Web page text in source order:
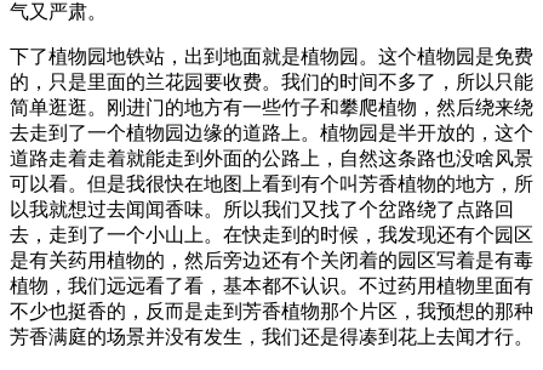
气又严肃。
下了植物园地铁站，出到地面就是植物园。这个植物园是免费
的，只是里面的兰花园要收费。我们的时间不多了，所以只能
简单逛逛。刚进门的地方有一些竹子和攀爬植物，然后绕来绕
去走到了一个植物园边缘的道路上。植物园是半开放的，这个
道路走着走着就能走到外面的公路上，自然这条路也没啥风景
可以看。但是我很快在地图上看到有个叫芳香植物的地方，所
以我就想过去闻闻香味。所以我们又找了个岔路绕了点路回
去，走到了一个小山上。在快走到的时候，我发现还有个园区
是有关药用植物的，然后旁边还有个关闭着的园区写着是有毒
植物，我们远远看了看，基本都不认识。不过药用植物里面有
不少也挺香的，反而是走到芳香植物那个片区，我预想的那种
芳香满庭的场景并没有发生，我们还是得凑到花上去闻才行。